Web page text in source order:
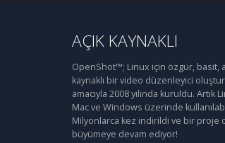
AÇIK KAYNAKLI
OpenShot™; Linux için özgür, basit,
kaynaklı bir video düzenleyici
amacıyla 2008 yılında kuruldu. Artık
Mac ve Windows üzerinde
Milyonlarca kez indirildi ve bir proje
büyümeye devam ediyor!